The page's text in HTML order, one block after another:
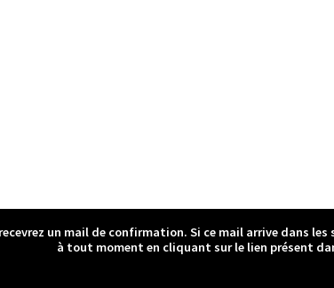
un mail de confirmation. Si ce mail arrive dans
à tout moment en cliquant sur le lien présent